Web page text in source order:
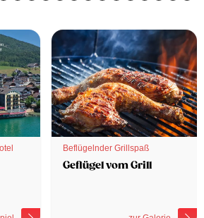
Beflügelnder Grillspaß
Geflügel vom Grill